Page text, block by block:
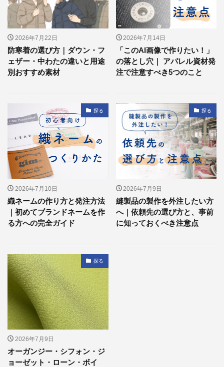
2026年7月22日
防寒着の選び方｜ダウン・フ
ェザー・中わたの違いと用途
別おすすめ素材
2026年7月14日
「このAI画像で作りたい！」
の落とし穴｜ アパレル資材発
注で注意すべき5つのこと
探る
2026年7月10日
織ネームの作り方と発注方法
｜初めてブランドネームを作
る方への完全ガイド
探る
2026年7月9日
縫製品の製作を外注したい方
へ｜依頼先の選び方と、事前
に知っておくべき注意点
探る
2026年7月9日
オーガンジー・シフォン・ジ
ョーゼット・ローン・ボイ